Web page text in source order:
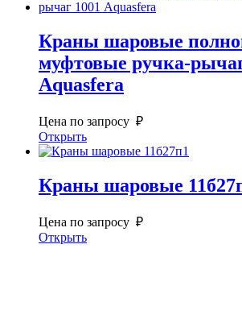
Краны шаровые
муфтовые ручка-
Aquasfera
Цена по запросу ₽
Открыть
Краны шаровые
Цена по запросу ₽
Открыть